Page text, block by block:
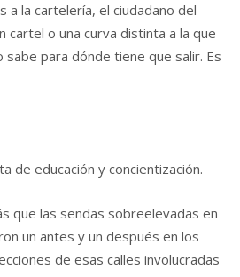
a la cartelería, el ciudadano del
cartel o una curva distinta a la que
para dónde tiene que salir. Es
de educación y concientización.
que las sendas sobreelevadas en
un antes y un después en los
de esas calles involucradas